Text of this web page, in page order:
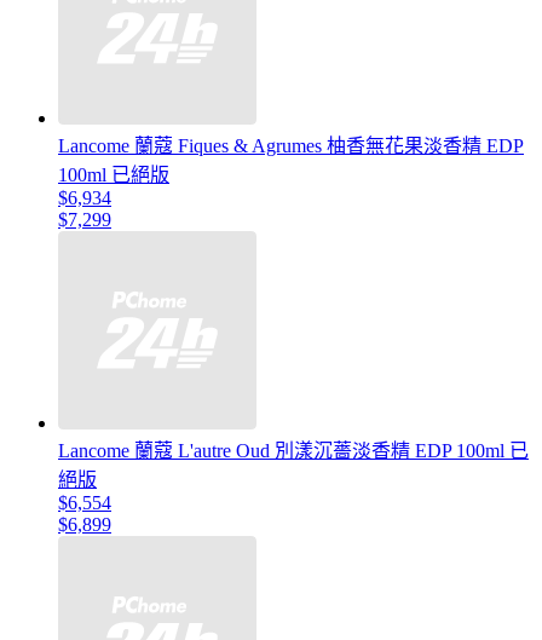
Lancome 蘭蔻 Fiques & Agrumes 柚香無花果淡香精 EDP
100ml 已絕版
$6,934
$7,299
Lancome 蘭蔻 L'autre Oud 別漾沉薔淡香精 EDP 100ml 已
絕版
$6,554
$6,899